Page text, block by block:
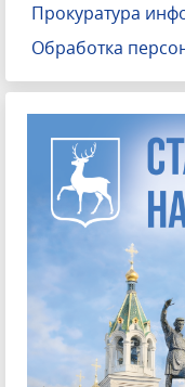
Прокуратура
Обработка